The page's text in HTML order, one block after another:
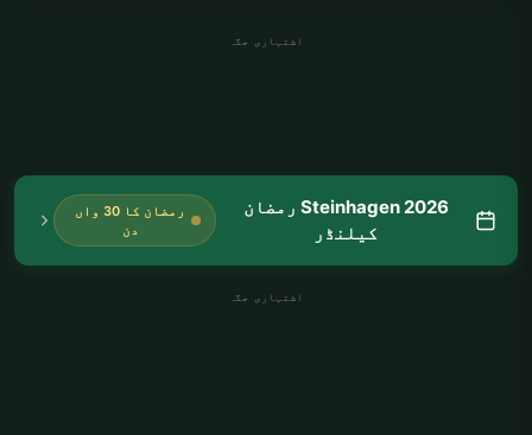
اشتہاری جگہ
Steinhagen 2026 رمضان
کیلنڈر
رمضان کا 30 واں
دن
اشتہاری جگہ